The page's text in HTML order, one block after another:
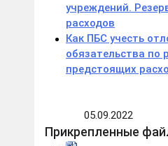
учреждений.
расходов
Как ПБС учесть
обязательства по
предстоящих
05.09.2022
Прикрепленные